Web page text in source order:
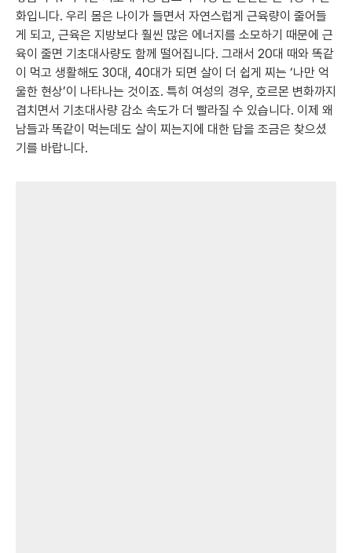
화입니다. 우리 몸은 나이가 들면서 자연스럽게 근육량이 줄어들
게 되고, 근육은 지방보다 훨씬 많은 에너지를 소모하기 때문에 근
육이 줄면 기초대사량도 함께 떨어집니다. 그래서 20대 때와 똑같
이 먹고 생활해도 30대, 40대가 되면 살이 더 쉽게 찌는 ‘나만 억
울한 현상’이 나타나는 것이죠. 특히 여성의 경우, 호르몬 변화까지
겹치면서 기초대사량 감소 속도가 더 빨라질 수 있습니다. 이제 왜
남들과 똑같이 먹는데도 살이 찌는지에 대한 답을 조금은 찾으셨
기를 바랍니다.